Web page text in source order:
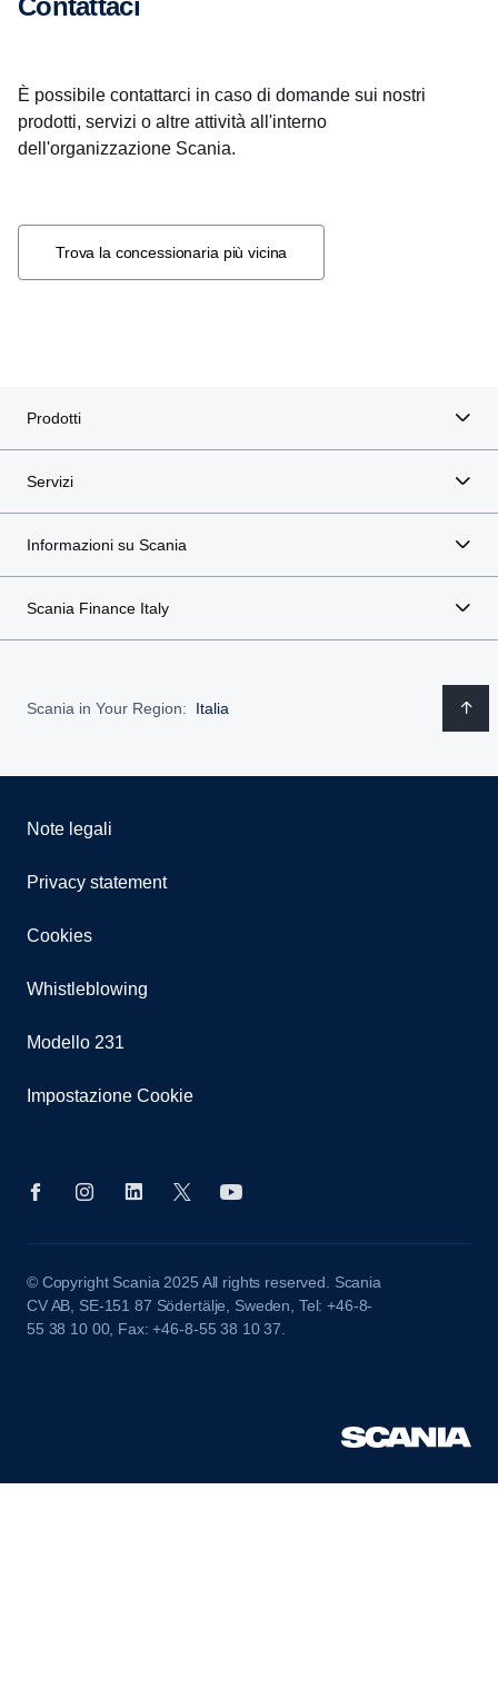
Contattaci
È possibile contattarci in caso di domande sui nostri
prodotti, servizi o altre attività all'interno
dell'organizzazione Scania.
Trova la concessionaria più vicina
Prodotti
Servizi
Informazioni su Scania
Scania Finance Italy
Scania in Your Region: Italia
Note legali
Privacy statement
Cookies
Whistleblowing
Modello 231
Impostazione Cookie
© Copyright Scania 2025 All rights reserved. Scania
CV AB, SE-151 87 Södertälje, Sweden, Tel: +46-8-
55 38 10 00, Fax: +46-8-55 38 10 37.